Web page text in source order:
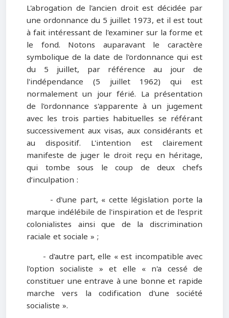
L'abrogation de l'ancien droit est décidée par
une ordonnance du 5 juillet 1973, et il est tout
à fait intéressant de l'examiner sur la forme et
le fond. Notons auparavant le caractère
symbolique de la date de l'ordonnance qui est
du 5 juillet, par référence au jour de
l'indépendance (5 juillet 1962) qui est
normalement un jour férié. La présentation
de l'ordonnance s'apparente à un jugement
avec les trois parties habituelles se référant
successivement aux visas, aux considérants et
au dispositif. L'intention est clairement
manifeste de juger le droit reçu en héritage,
qui tombe sous le coup de deux chefs
d’inculpation :
- d'une part, « cette législation porte la
marque indélébile de l'inspiration et de l'esprit
colonialistes ainsi que de la discrimination
raciale et sociale » ;
- d'autre part, elle « est incompatible avec
l'option socialiste » et elle « n'a cessé de
constituer une entrave à une bonne et rapide
marche vers la codification d'une société
socialiste ».